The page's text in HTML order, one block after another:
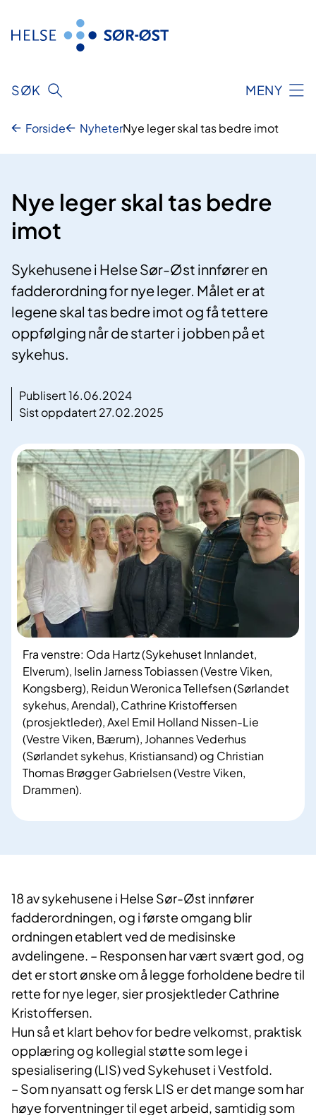
innhold
SØK MENY
Forside NyheterNye leger skal tas bedre imot
Nye leger skal tas bedre
imot
Sykehusene i Helse Sør-Øst innfører en
fadderordning for nye leger. Målet er at
legene skal tas bedre imot og få tettere
oppfølging når de starter i jobben på et
sykehus.
Publisert 16.06.2024
Sist oppdatert 27.02.2025
Fra venstre: Oda Hartz (Sykehuset Innlandet,
Elverum), Iselin Jarness Tobiassen (Vestre Viken,
Kongsberg), Reidun Weronica Tellefsen (Sørlandet
sykehus, Arendal), Cathrine Kristoffersen
(prosjektleder), Axel Emil Holland Nissen-Lie
(Vestre Viken, Bærum), Johannes Vederhus
(Sørlandet sykehus, Kristiansand) og Christian
Thomas Brøgger Gabrielsen (Vestre Viken,
Drammen).
18 av sykehusene i Helse Sør-Øst innfører
fadderordningen, og i første omgang blir
ordningen etablert ved de medisinske
avdelingene. – Responsen har vært svært god, og
det er stort ønske om å legge forholdene bedre til
rette for nye leger, sier prosjektleder Cathrine
Kristoffersen.
Hun så et klart behov for bedre velkomst, praktisk
opplæring og kollegial støtte som lege i
spesialisering (LIS) ved Sykehuset i Vestfold.
– Som nyansatt og fersk LIS er det mange som har
høye forventninger til eget arbeid, samtidig som